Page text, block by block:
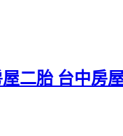
二胎 台中房